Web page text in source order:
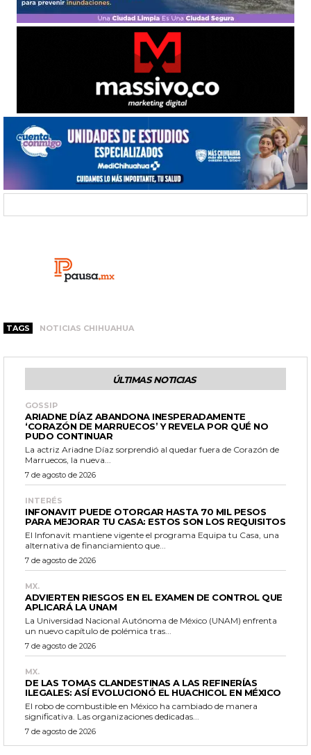
TAGS NOTICIAS CHIHUAHUA
ÚLTIMAS NOTICIAS
GOSSIP
ARIADNE DÍAZ ABANDONA INESPERADAMENTE
‘CORAZÓN DE MARRUECOS’ Y REVELA POR QUÉ NO
PUDO CONTINUAR
La actriz Ariadne Díaz sorprendió al quedar fuera de Corazón de
Marruecos, la nueva...
7 de agosto de 2026
INTERÉS
INFONAVIT PUEDE OTORGAR HASTA 70 MIL PESOS
PARA MEJORAR TU CASA: ESTOS SON LOS REQUISITOS
El Infonavit mantiene vigente el programa Equipa tu Casa, una
alternativa de financiamiento que...
7 de agosto de 2026
MX.
ADVIERTEN RIESGOS EN EL EXAMEN DE CONTROL QUE
APLICARÁ LA UNAM
La Universidad Nacional Autónoma de México (UNAM) enfrenta
un nuevo capítulo de polémica tras...
7 de agosto de 2026
MX.
DE LAS TOMAS CLANDESTINAS A LAS REFINERÍAS
ILEGALES: ASÍ EVOLUCIONÓ EL HUACHICOL EN MÉXICO
El robo de combustible en México ha cambiado de manera
significativa. Las organizaciones dedicadas...
7 de agosto de 2026